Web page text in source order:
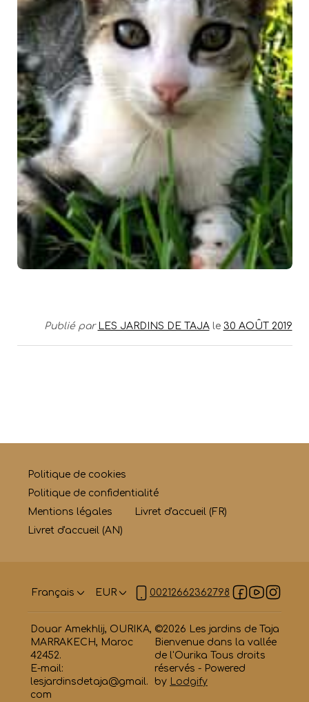
Publié par LES JARDINS DE TAJAle 30 AOÛT 2019
Politique de cookies
Politique de confidentialité
Mentions légales
Livret d'accueil (FR)
Livret d'accueil (AN)
Français EUR 00212662362798
Douar Amekhlij, OURIKA,
MARRAKECH, Maroc
42452.
E-mail:
lesjardinsdetaja@gmail.
com
©2026 Les jardins de Taja
Bienvenue dans la vallée
de l'Ourika Tous droits
réservés - Powered
by Lodgify